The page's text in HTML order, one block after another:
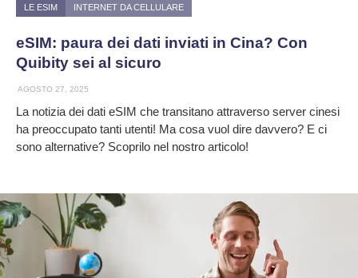
LE ESIM INTERNET DA CELLULARE
eSIM: paura dei dati inviati in Cina? Con
Quibity sei al sicuro
AGOSTO 27, 2025
La notizia dei dati eSIM che transitano attraverso server cinesi
ha preoccupato tanti utenti! Ma cosa vuol dire davvero? E ci
sono alternative? Scoprilo nel nostro articolo!